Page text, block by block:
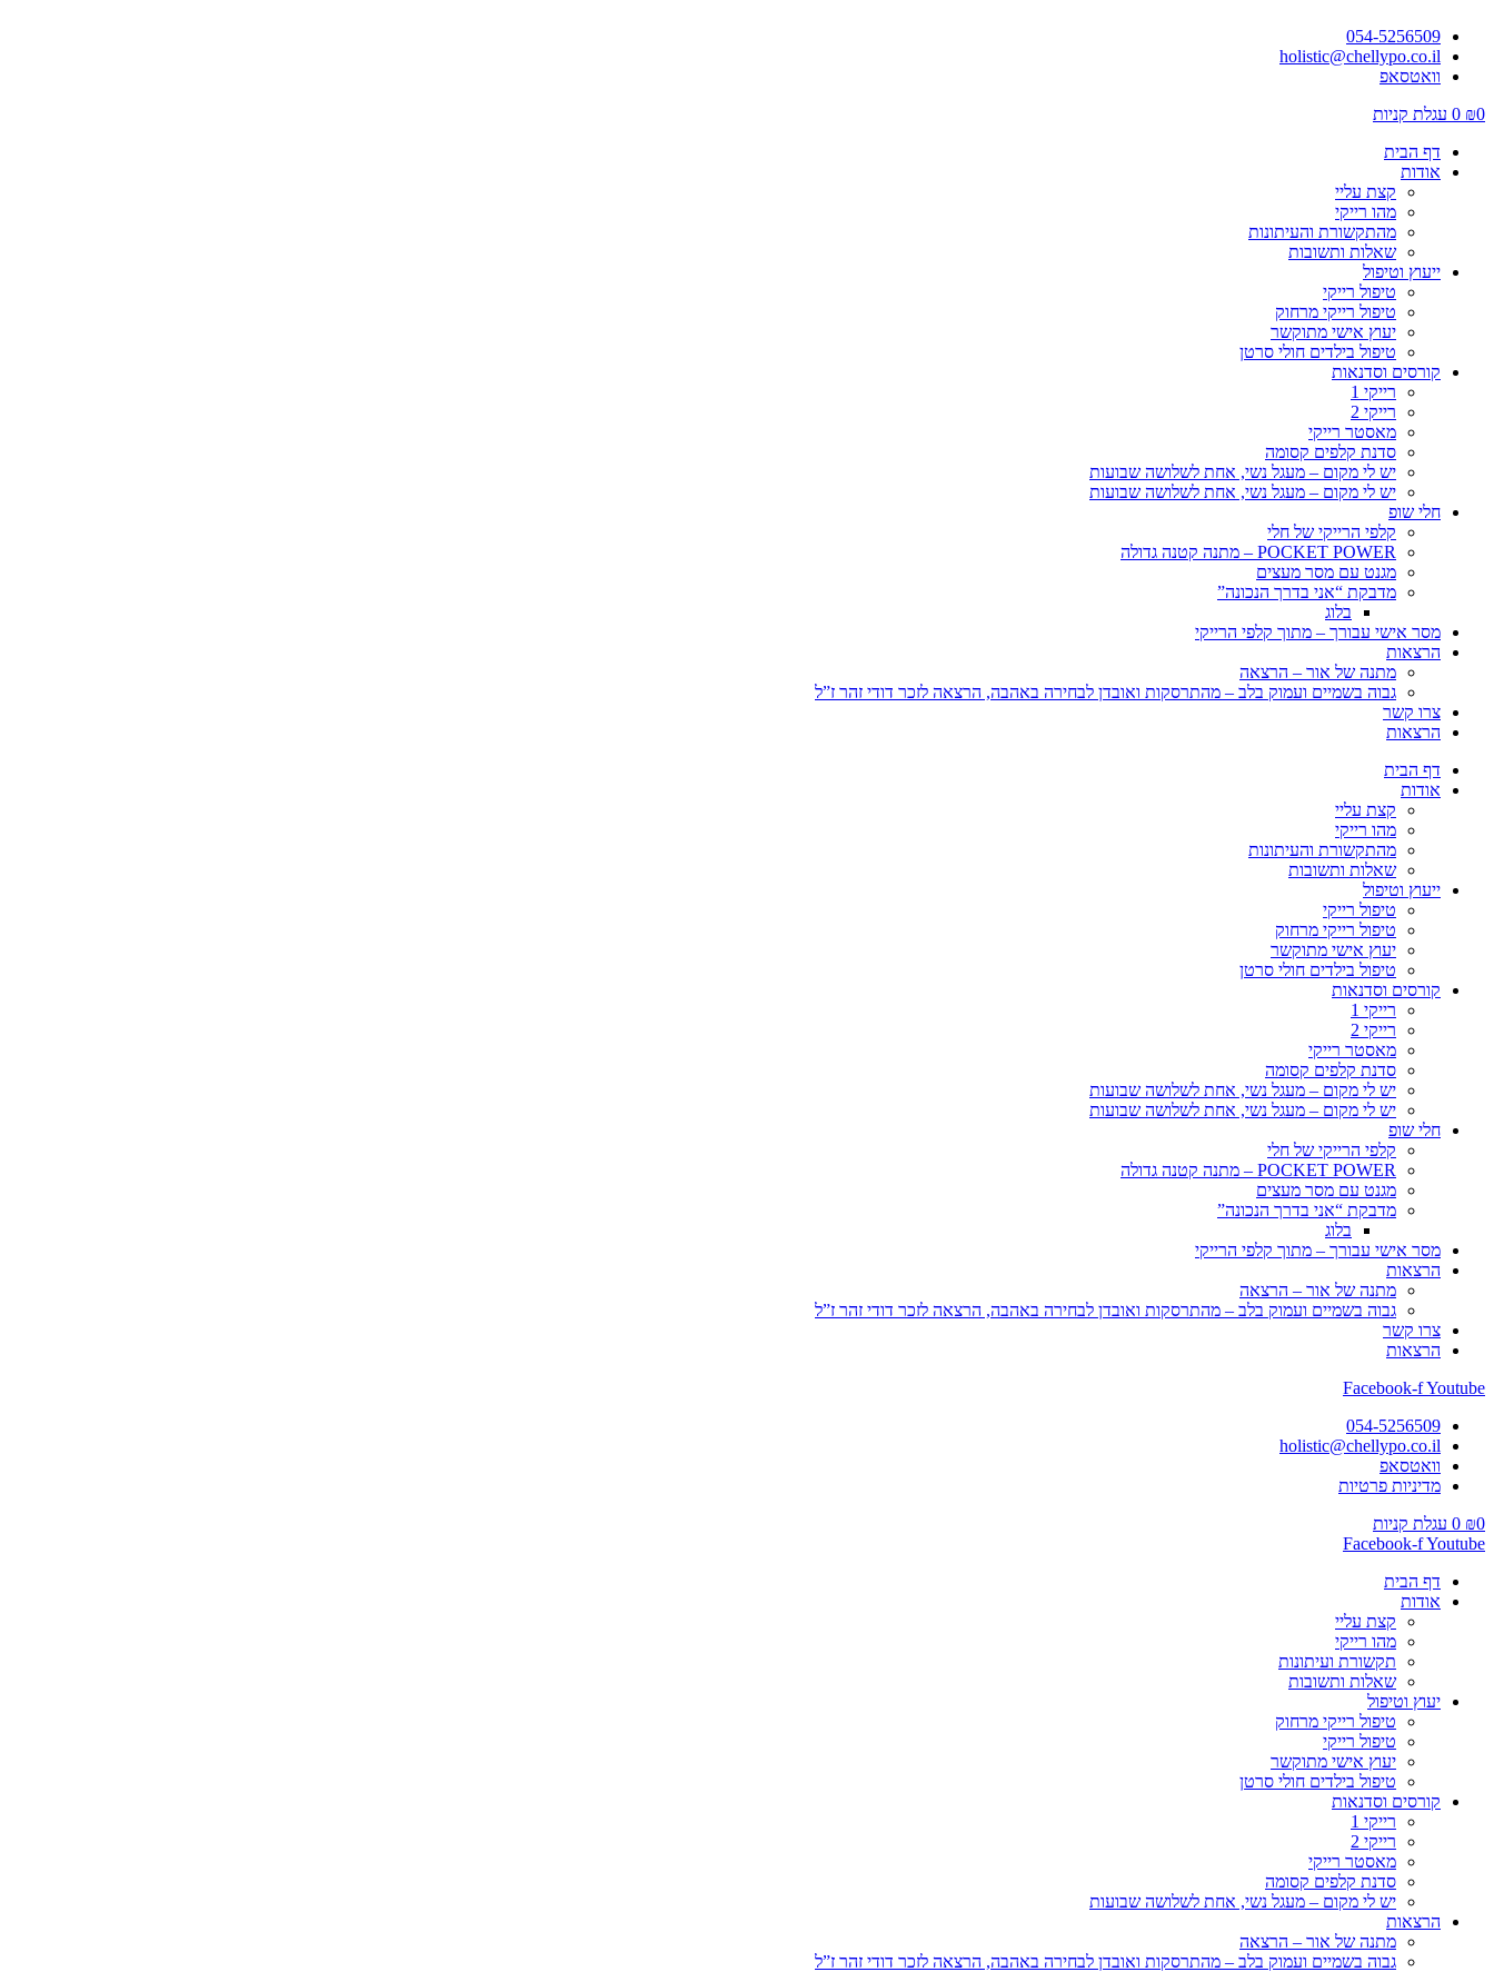
054-5256509
holistic@chellypo.co.il
וואטסאפ
₪0
0 עגלת קניות
דף הבית
אודות
קצת עליי
מהו רייקי
מהתקשורת והעיתונות
שאלות ותשובות
ייעוץ וטיפול
טיפול רייקי
טיפול רייקי מרחוק
יעוץ אישי מתוקשר
טיפול בילדים חולי סרטן
קורסים וסדנאות
רייקי 1
רייקי 2
מאסטר רייקי
סדנת קלפים קסומה
יש לי מקום – מעגל נשי, אחת לשלושה שבועות
יש לי מקום – מעגל נשי, אחת לשלושה שבועות
חלי שופ
קלפי הרייקי של חלי
POCKET POWER – מתנה קטנה גדולה
מגנט עם מסר מעצים
מדבקת “אני בדרך הנכונה”
בלוג
מסר אישי עבורך – מתוך קלפי הרייקי
הרצאות
מתנה של אור – הרצאה
גבוה בשמיים ועמוק בלב – מהתרסקות ואובדן לבחירה באהבה, הרצאה לזכר דודי זהר ז”ל
צרו קשר
הרצאות
דף הבית
אודות
קצת עליי
מהו רייקי
מהתקשורת והעיתונות
שאלות ותשובות
ייעוץ וטיפול
טיפול רייקי
טיפול רייקי מרחוק
יעוץ אישי מתוקשר
טיפול בילדים חולי סרטן
קורסים וסדנאות
רייקי 1
רייקי 2
מאסטר רייקי
סדנת קלפים קסומה
יש לי מקום – מעגל נשי, אחת לשלושה שבועות
יש לי מקום – מעגל נשי, אחת לשלושה שבועות
חלי שופ
קלפי הרייקי של חלי
POCKET POWER – מתנה קטנה גדולה
מגנט עם מסר מעצים
מדבקת “אני בדרך הנכונה”
בלוג
מסר אישי עבורך – מתוך קלפי הרייקי
הרצאות
מתנה של אור – הרצאה
גבוה בשמיים ועמוק בלב – מהתרסקות ואובדן לבחירה באהבה, הרצאה לזכר דודי זהר ז”ל
צרו קשר
הרצאות
Facebook-fYoutube
054-5256509
holistic@chellypo.co.il
וואטסאפ
מדיניות פרטיות
₪0
0 עגלת קניות
Facebook-fYoutube
דף הבית
אודות
קצת עליי
מהו רייקי
תקשורת ועיתונות
שאלות ותשובות
יעוץ וטיפול
טיפול רייקי מרחוק
טיפול רייקי
יעוץ אישי מתוקשר
טיפול בילדים חולי סרטן
קורסים וסדנאות
רייקי 1
רייקי 2
מאסטר רייקי
סדנת קלפים קסומה
יש לי מקום – מעגל נשי, אחת לשלושה שבועות
הרצאות
מתנה של אור – הרצאה
גבוה בשמיים ועמוק בלב – מהתרסקות ואובדן לבחירה באהבה, הרצאה לזכר דודי זהר ז”ל